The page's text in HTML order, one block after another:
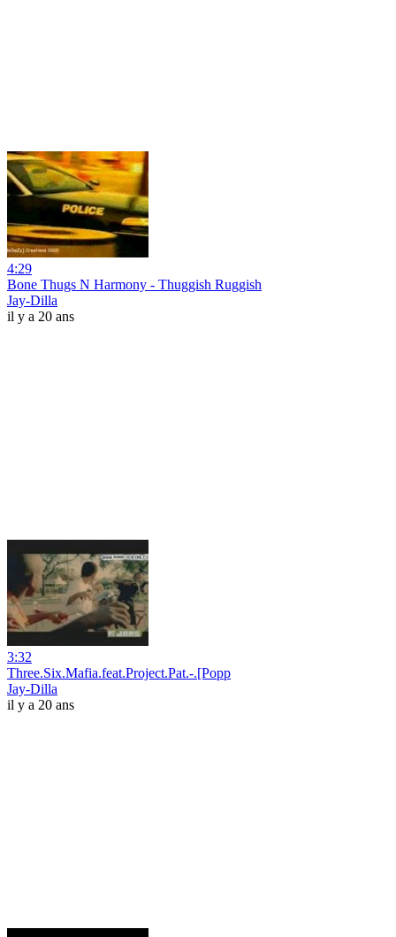
4:29
Bone Thugs N Harmony - Thuggish Ruggish
Jay-Dilla
il y a 20 ans
3:32
Three.Six.Mafia.feat.Project.Pat.-.[Popp
Jay-Dilla
il y a 20 ans